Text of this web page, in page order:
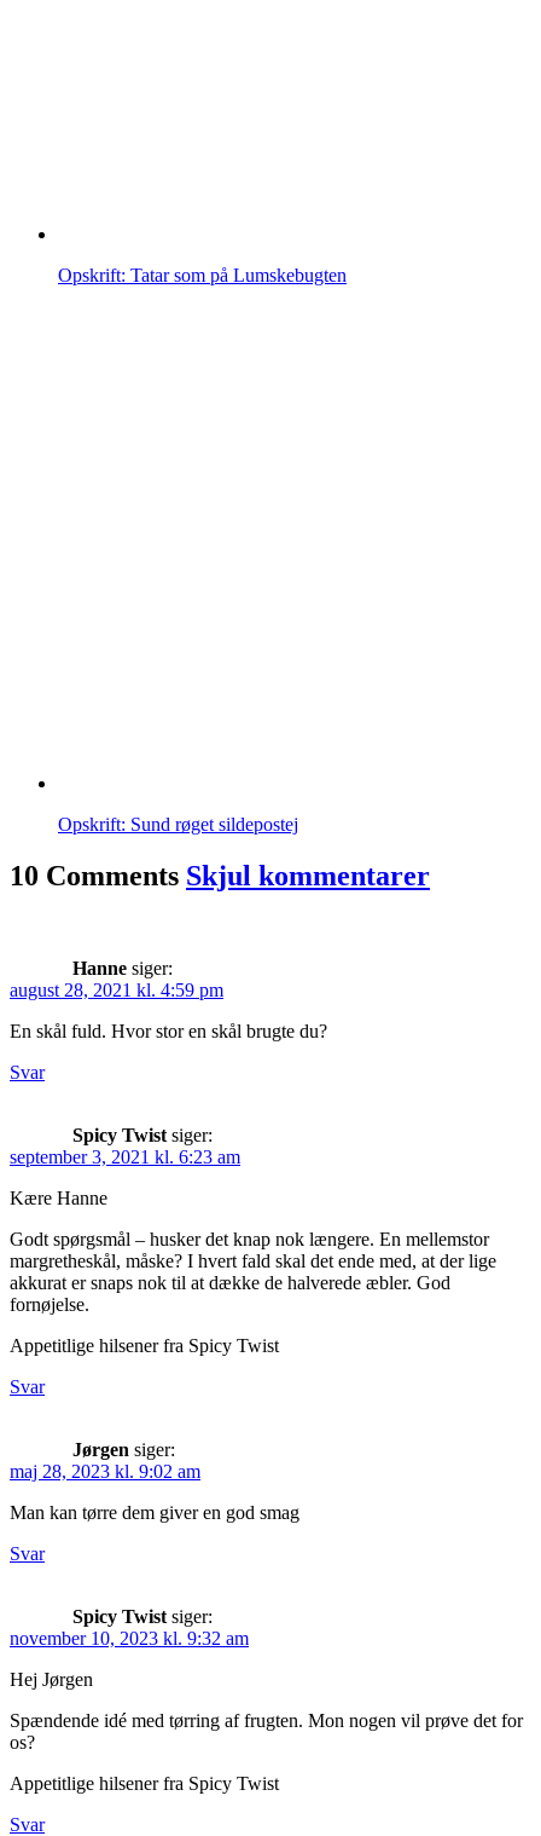
Opskrift: Tatar som på Lumskebugten
Opskrift: Sund røget sildepostej
10 Comments Skjul kommentarer
Hanne siger:
august 28, 2021 kl. 4:59 pm
En skål fuld. Hvor stor en skål brugte du?
Svar
Spicy Twist siger:
september 3, 2021 kl. 6:23 am
Kære Hanne
Godt spørgsmål – husker det knap nok længere. En mellemstor
margretheskål, måske? I hvert fald skal det ende med, at der lige
akkurat er snaps nok til at dække de halverede æbler. God
fornøjelse.
Appetitlige hilsener fra Spicy Twist
Svar
Jørgen siger:
maj 28, 2023 kl. 9:02 am
Man kan tørre dem giver en god smag
Svar
Spicy Twist siger:
november 10, 2023 kl. 9:32 am
Hej Jørgen
Spændende idé med tørring af frugten. Mon nogen vil prøve det for
os?
Appetitlige hilsener fra Spicy Twist
Svar